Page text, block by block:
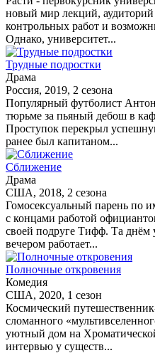
новый мир лекций,
контрольных работ и
Однако, университет...
Трудные подростки
Драма
Россия, 2019, 2 сезона
Популярный футболист Антон
тюрьме за пьяный дебош в
Проступок перекрыл
ранее был капитаном...
Сближение
Драма
США, 2018, 2 сезона
Гомосексуальный парень по
с концами работой
своей подруге Тифф. Та днём
вечером работает...
Полночные откровения
Комедия
США, 2020, 1 сезон
Космический
сломанного
уютный дом на
интервью у существ...